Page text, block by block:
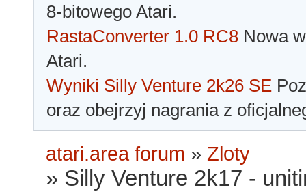
8-bitowego Atari.
RastaConverter 1.0 RC8 Nowa
Atari.
Wyniki Silly Venture 2k26 SE
oraz obejrzyj nagrania z
atari.area forum » Zloty
» Silly Venture 2k17 -